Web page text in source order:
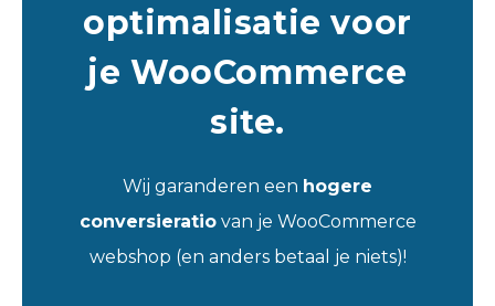
optimalisatie voor
je WooCommerce
site.
Wij garanderen een hogere
conversieratiovan je WooCommerce
webshop (en anders betaal je niets)!